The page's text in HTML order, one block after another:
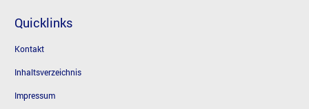
Quicklinks
Kontakt
Inhaltsverzeichnis
Impressum